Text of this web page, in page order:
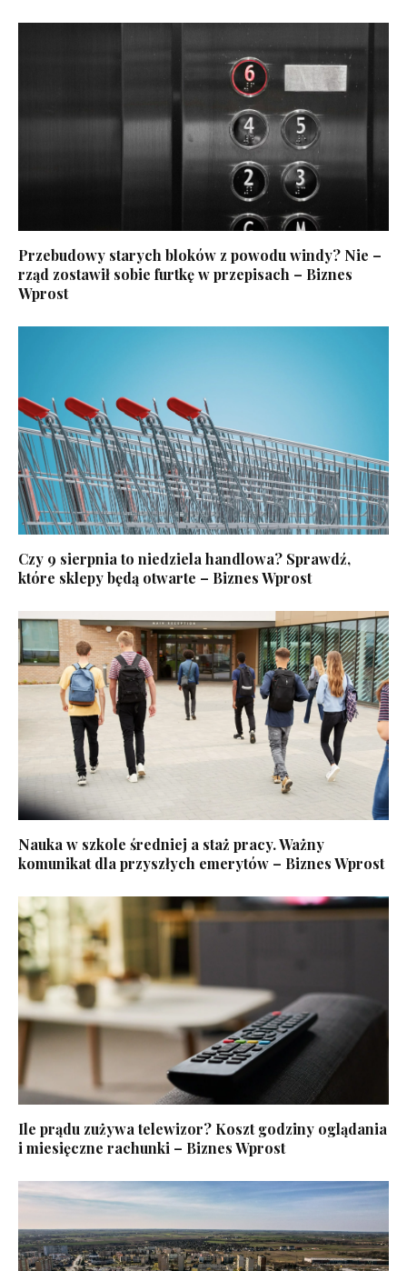
Przebudowy starych bloków z powodu windy? Nie –
rząd zostawił sobie furtkę w przepisach – Biznes
Wprost
Czy 9 sierpnia to niedziela handlowa? Sprawdź,
które sklepy będą otwarte – Biznes Wprost
Nauka w szkole średniej a staż pracy. Ważny
komunikat dla przyszłych emerytów – Biznes Wprost
Ile prądu zużywa telewizor? Koszt godziny oglądania
i miesięczne rachunki – Biznes Wprost